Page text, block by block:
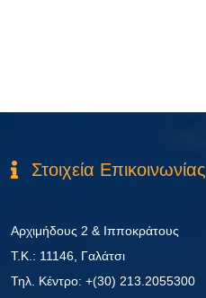
Στοιχεία Επικοινωνίας
Αρχιμήδους 2 & Ιπποκράτους
Τ.Κ.: 11146, Γαλάτσι
Τηλ. Κέντρο: +(30) 213.2055300